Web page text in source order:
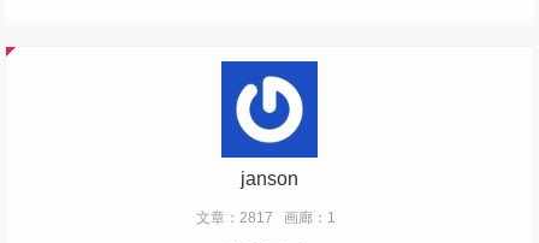
janson
文章：2817 画廊：1